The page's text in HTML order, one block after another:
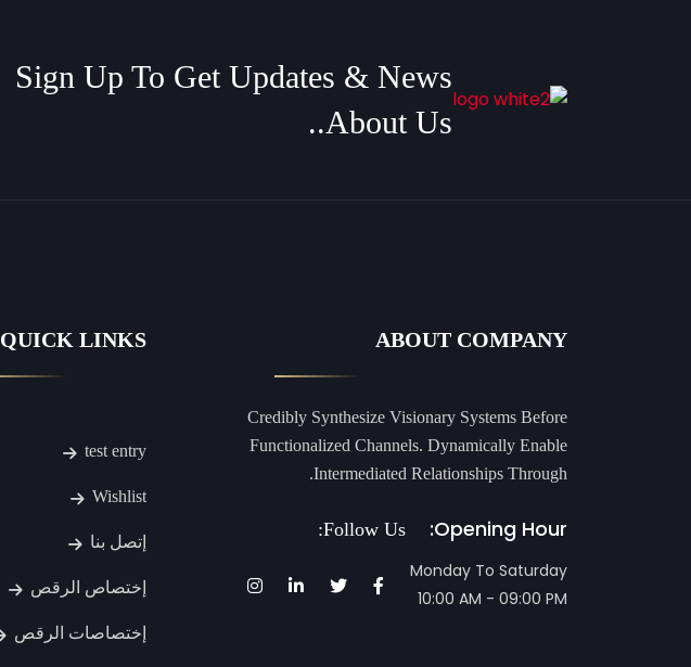
Sign Up To Get Updates & News
About Us..
ABOUT COMPANY
Credibly Synthesize Visionary Systems Before
Functionalized Channels. Dynamically Enable
Intermediated Relationships Through.
Opening Hour:
Monday To Saturday
10:00 AM - 09:00 PM
Follow Us:
QUICK LINKS
test entry
Wishlist
إتصل بنا
إختصاص الرقص
إختصاصات الرقص